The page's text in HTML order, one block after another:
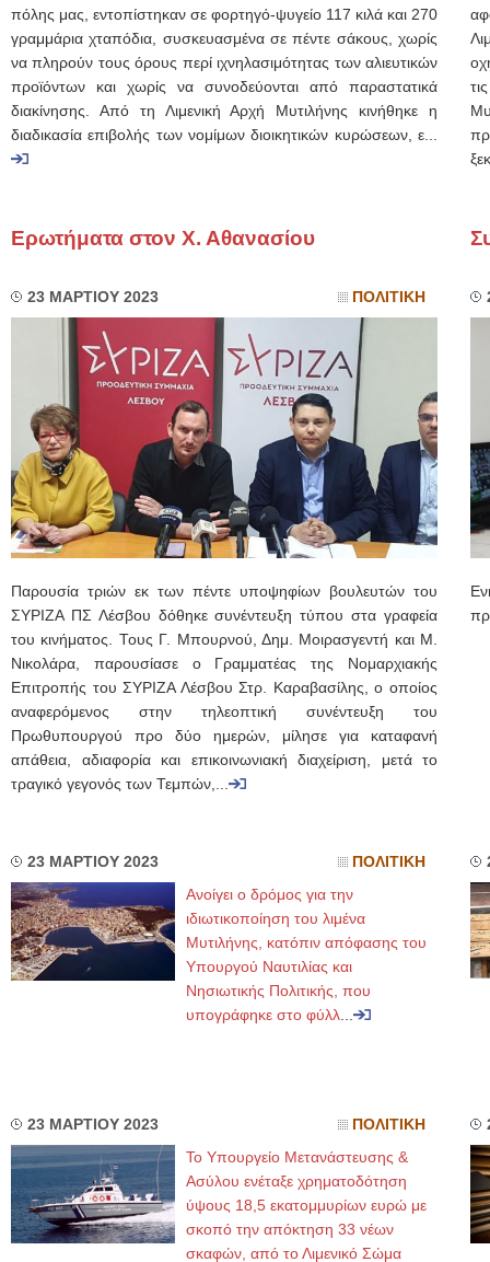
πόλης μας, εντοπίστηκαν σε φορτηγό-ψυγείο 117 κιλά και 270
γραμμάρια χταπόδια, συσκευασμένα σε πέντε σάκους, χωρίς
να πληρούν τους όρους περί ιχνηλασιμότητας των αλιευτικών
προϊόντων και χωρίς να συνοδεύονται από παραστατικά
διακίνησης. Από τη Λιμενική Αρχή Μυτιλήνης κινήθηκε η
διαδικασία επιβολής των νομίμων διοικητικών κυρώσεων, ε...
Ερωτήματα στον Χ. Αθανασίου
23 ΜΑΡΤΙΟΥ 2023 ΠΟΛΙΤΙΚΗ
Παρουσία τριών εκ των πέντε υποψηφίων βουλευτών του
ΣΥΡΙΖΑ ΠΣ Λέσβου δόθηκε συνέντευξη τύπου στα γραφεία
του κινήματος. Τους Γ. Μπουρνού, Δημ. Μοιρασγεντή και Μ.
Νικολάρα, παρουσίασε ο Γραμματέας της Νομαρχιακής
Επιτροπής του ΣΥΡΙΖΑ Λέσβου Στρ. Καραβασίλης, ο οποίος
αναφερόμενος στην τηλεοπτική συνέντευξη του
Πρωθυπουργού προ δύο ημερών, μίλησε για καταφανή
απάθεια, αδιαφορία και επικοινωνιακή διαχείριση, μετά το
τραγικό γεγονός των Τεμπών,...
23 ΜΑΡΤΙΟΥ 2023 ΠΟΛΙΤΙΚΗ
Ανοίγει ο δρόμος για την
ιδιωτικοποίηση του λιμένα
Μυτιλήνης, κατόπιν απόφασης του
Υπουργού Ναυτιλίας και
Νησιωτικής Πολιτικής, που
υπογράφηκε στο φύλλ
23 ΜΑΡΤΙΟΥ 2023 ΠΟΛΙΤΙΚΗ
Το Υπουργείο Μετανάστευσης &
Ασύλου ενέταξε χρηματοδότηση
ύψους 18,5 εκατομμυρίων ευρώ με
σκοπό την απόκτηση 33 νέων
σκαφών, από το Λιμενικό Σώμα